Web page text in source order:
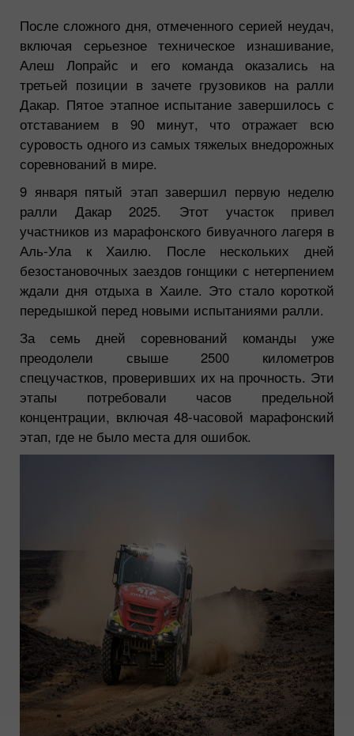
После сложного дня, отмеченного серией неудач,
включая серьезное техническое изнашивание,
Алеш Лопрайс и его команда оказались на
третьей позиции в зачете грузовиков на ралли
Дакар. Пятое этапное испытание завершилось с
отставанием в 90 минут, что отражает всю
суровость одного из самых тяжелых внедорожных
соревнований в мире.
9 января пятый этап завершил первую неделю
ралли Дакар 2025. Этот участок привел
участников из марафонского бивуачного лагеря в
Аль-Ула к Хаилю. После нескольких дней
безостановочных заездов гонщики с нетерпением
ждали дня отдыха в Хаиле. Это стало короткой
передышкой перед новыми испытаниями ралли.
За семь дней соревнований команды уже
преодолели свыше 2500 километров
спецучастков, проверивших их на прочность. Эти
этапы потребовали часов предельной
концентрации, включая 48-часовой марафонский
этап, где не было места для ошибок.